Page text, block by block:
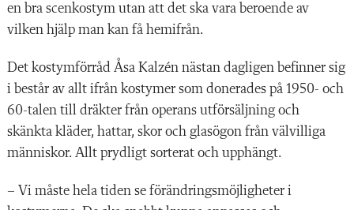
en bra scenkostym utan att det ska vara beroende av
vilken hjälp man kan få hemifrån.
Det kostymförråd Åsa Kalzén nästan dagligen befinner sig
i består av allt ifrån kostymer som donerades på 1950- och
60-talen till dräkter från operans utförsäljning och
skänkta kläder, hattar, skor och glasögon från välvilliga
människor. Allt prydligt sorterat och upphängt.
– Vi måste hela tiden se förändringsmöjligheter i